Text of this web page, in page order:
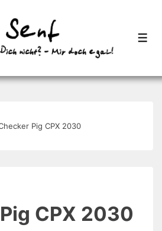
Pig CPX 2030
CPX 2030